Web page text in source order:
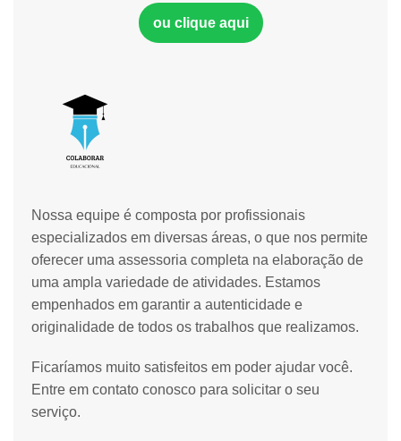
Nossa equipe é composta por profissionais
especializados em diversas áreas, o que nos permite
oferecer uma assessoria completa na elaboração de
uma ampla variedade de atividades. Estamos
empenhados em garantir a autenticidade e
originalidade de todos os trabalhos que realizamos.
Ficaríamos muito satisfeitos em poder ajudar você.
Entre em contato conosco para solicitar o seu
serviço.
ou clique aqui